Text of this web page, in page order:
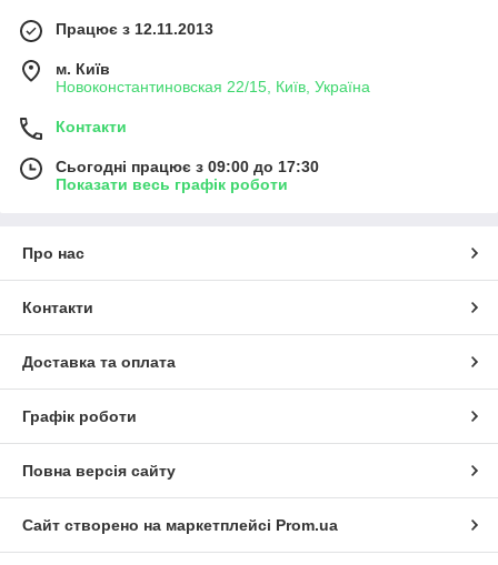
Працює з 12.11.2013
м. Київ
Новоконстантиновская 22/15, Київ, Україна
Контакти
Сьогодні працює з 09:00 до 17:30
Показати весь графік роботи
Про нас
Контакти
Доставка та оплата
Графік роботи
Повна версія сайту
Сайт створено на маркетплейсі Prom.ua